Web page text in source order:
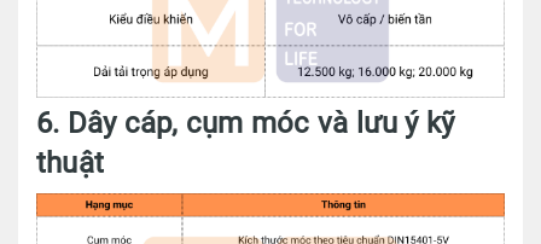
6. Dây cáp, cụm móc và lưu ý kỹ
thuật